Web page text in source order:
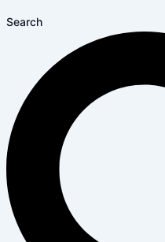
Search